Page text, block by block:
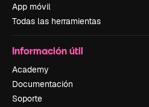
App móvil
Todas las herramientas
Información útil
Academy
Documentación
Soporte